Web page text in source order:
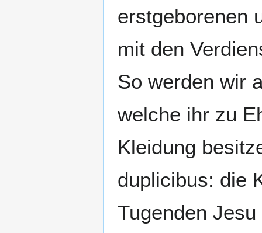
erstgeborenen
mit den
So werden wir
welche ihr zu
Kleidung
duplicibus: die
Tugenden